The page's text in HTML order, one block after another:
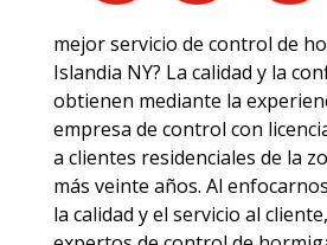
mejor servicio de control de
Islandia NY? La calidad y la
obtienen mediante la
empresa de control con
a clientes residenciales de la
más veinte años. Al
la calidad y el servicio al